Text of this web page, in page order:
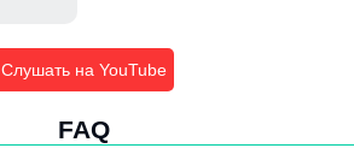
Слушать на YouTube
FAQ